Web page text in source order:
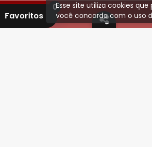
Favoritos
0Esse site utiliza cookies
você concorda com o uso